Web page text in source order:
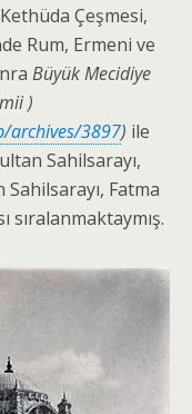
Çeşmesi,
Rum, Ermeni ve
Büyük Mecidiye
)
archives/3897) ile
Sahilsarayı,
Sahilsarayı, Fatma
sıralanmaktaymış.